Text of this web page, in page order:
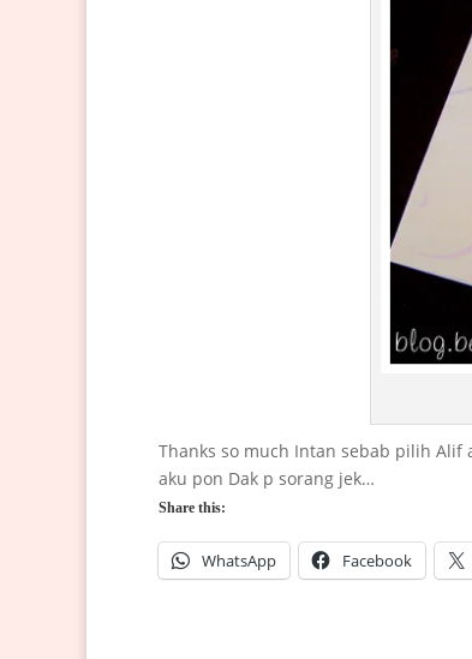
Thanks so much Intan sebab pilih
aku pon Dak p sorang jek…
Share this:
WhatsApp Facebook